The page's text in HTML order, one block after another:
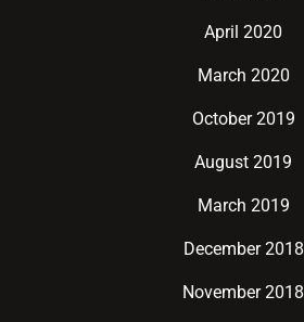
April 2020
March 2020
October 2019
August 2019
March 2019
December 2018
November 2018